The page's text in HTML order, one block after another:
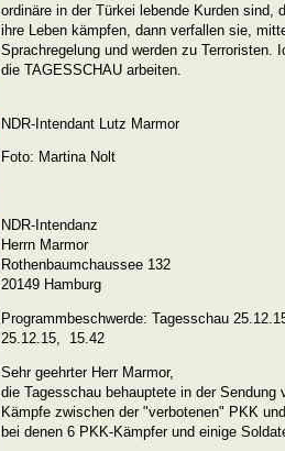
ordinäre in der Türkei lebende Kurden sind,
ihre Leben kämpfen, dann verfallen sie,
Sprachregelung und werden zu Terroristen.
die TAGESSCHAU arbeiten.
NDR-Intendant Lutz Marmor
Foto: Martina Nolt
NDR-Intendanz
Herrn Marmor
Rothenbaumchaussee 132
20149 Hamburg
Programmbeschwerde: Tagesschau
25.12.15,
15.42
Sehr geehrter Herr Marmor,
die Tagesschau behauptete in der
Kämpfe zwischen der "verbotenen" PKK
bei denen 6 PKK-Kämpfer und einige